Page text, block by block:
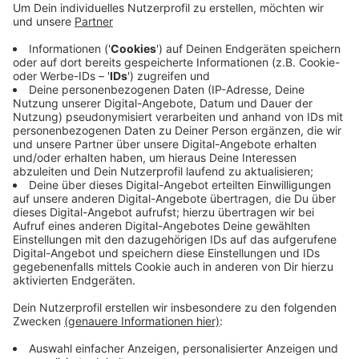
1962 Stellen rund 103 nicht besetzt. Oft fehle es
selber ausbilden kann, heißt es. Also technische
Mitarbeiter beim Immobilienmanagement, im
Katasterwesen, im Umweltamt und bei der
Bauaufsicht. Dort setzen die Personalplaner
verstärkt auf Studierende.
Veröffentlicht:Donnerstag, 23.09.2021 07:41
Anzeige
Anzeige